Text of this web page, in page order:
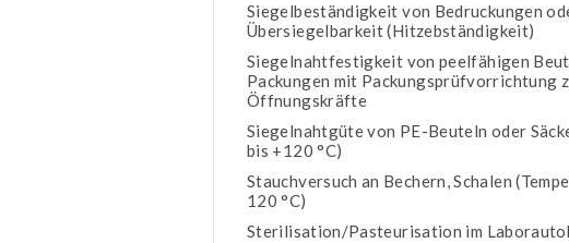
Siegelbeständigkeit von Bedruckungen
Übersiegelbarkeit (Hitzebständigkeit)
Siegelnahtfestigkeit von peelfähigen
Packungen mit Packungsprüfvorrichtung
Öffnungskräfte
Siegelnahtgüte von PE-Beuteln oder
bis +120 °C)
Stauchversuch an Bechern, Schalen
120 °C)
Sterilisation/Pasteurisation im